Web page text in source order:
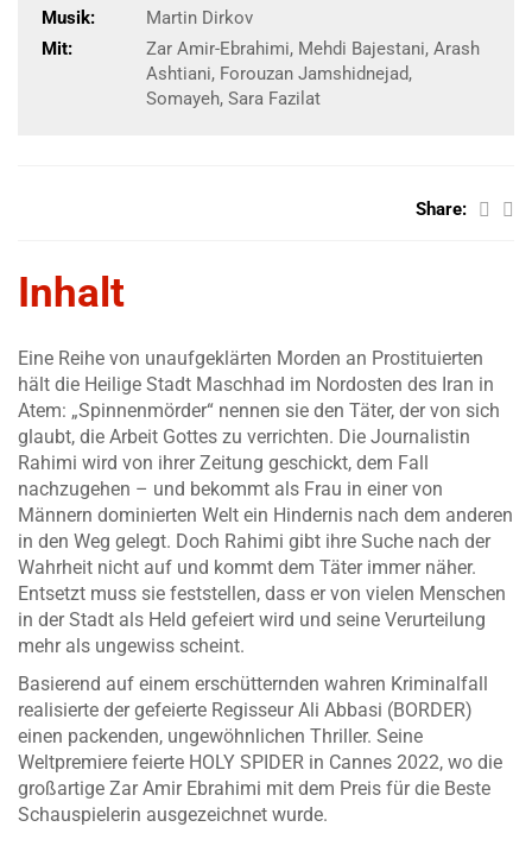
Musik:
Martin Dirkov
Mit:
Zar Amir-Ebrahimi, Mehdi Bajestani, Arash
Ashtiani, Forouzan Jamshidnejad,
Somayeh, Sara Fazilat
Share:
Inhalt
Eine Reihe von unaufgeklärten Morden an Prostituierten
hält die Heilige Stadt Maschhad im Nordosten des Iran in
Atem: „Spinnenmörder“ nennen sie den Täter, der von sich
glaubt, die Arbeit Gottes zu verrichten. Die Journalistin
Rahimi wird von ihrer Zeitung geschickt, dem Fall
nachzugehen – und bekommt als Frau in einer von
Männern dominierten Welt ein Hindernis nach dem anderen
in den Weg gelegt. Doch Rahimi gibt ihre Suche nach der
Wahrheit nicht auf und kommt dem Täter immer näher.
Entsetzt muss sie feststellen, dass er von vielen Menschen
in der Stadt als Held gefeiert wird und seine Verurteilung
mehr als ungewiss scheint.
Basierend auf einem erschütternden wahren Kriminalfall
realisierte der gefeierte Regisseur Ali Abbasi (BORDER)
einen packenden, ungewöhnlichen Thriller. Seine
Weltpremiere feierte HOLY SPIDER in Cannes 2022, wo die
großartige Zar Amir Ebrahimi mit dem Preis für die Beste
Schauspielerin ausgezeichnet wurde.